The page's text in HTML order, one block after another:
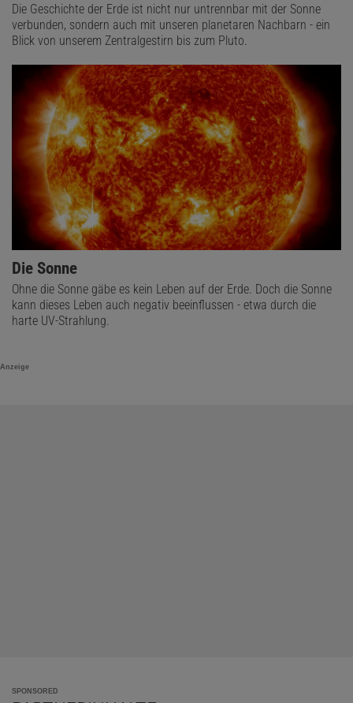
Die Geschichte der Erde ist nicht nur untrennbar mit der Sonne
verbunden, sondern auch mit unseren planetaren Nachbarn - ein
Blick von unserem Zentralgestirn bis zum Pluto.
Die Sonne
Ohne die Sonne gäbe es kein Leben auf der Erde. Doch die Sonne
kann dieses Leben auch negativ beeinflussen - etwa durch die
harte UV-Strahlung.
Anzeige
SPONSORED